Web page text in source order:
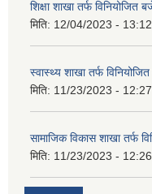
शिक्षा शाखा तर्फ
मिति: 12/04/2023 - 13:12
स्वास्थ्य शाखा तर्फ
मिति: 11/23/2023 - 12:27
सामाजिक विकास शाखा तर्फ
मिति: 11/23/2023 - 12:26